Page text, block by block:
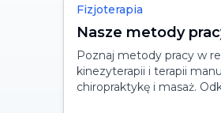
Fizjoterapia
Nasze metody
Poznaj metody pracy w
kinezyterapii i terapii
chiropraktykę i masaż.